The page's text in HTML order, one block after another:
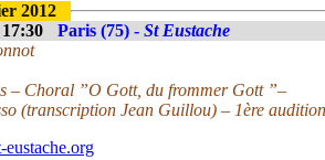
2012
17:30
Paris (75) - St Eustache
– Choral ”O Gott, du frommer Gott ”–
(transcription Jean Guillou) – 1ère